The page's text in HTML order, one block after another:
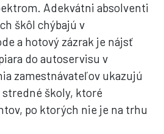
Adekvátni absolventi
škôl chýbajú v
a hotový zázrak je nájsť
do autoservisu v
zamestnávateľov ukazujú
školy, ktoré
po ktorých nie je na trhu